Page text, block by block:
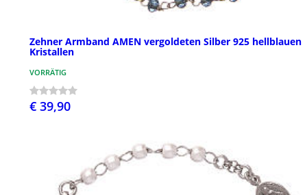
Zehner Armband AMEN vergoldeten Silber 925 hellblauen
Kristallen
VORRÄTIG
€ 39,90